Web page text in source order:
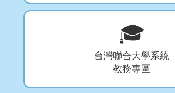
🎓
台灣聯合大學系統
教務專區